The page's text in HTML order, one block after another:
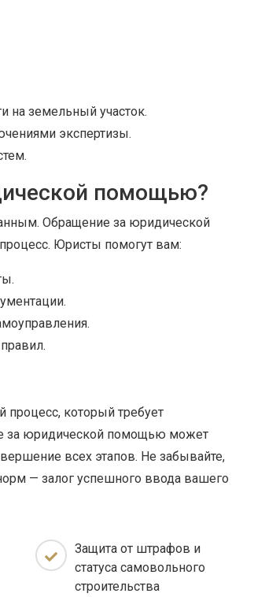
на земельный участок.
экспертизы.
помощью?
Обращение за юридической
Юристы помогут вам:
который требует
за юридической помощью может
всех этапов. Не забывайте,
— залог успешного ввода вашего
Защита от штрафов и
статуса самовольного
строительства